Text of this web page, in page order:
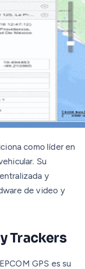
como líder en
Su
y
de video y
Trackers
GPS es su